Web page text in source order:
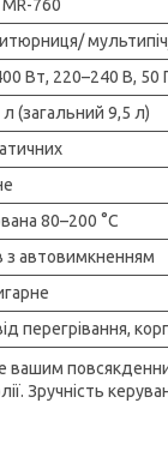
760
Вт, 220–240 В, 50
(загальний 9,5 л)
80–200 °C
з автовимкненням
перегрівання,
вашим
Зручність